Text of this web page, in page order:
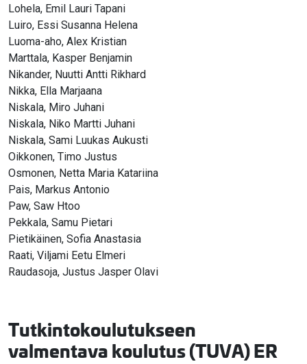
Lohela, Emil Lauri Tapani
Luiro, Essi Susanna Helena
Luoma-aho, Alex Kristian
Marttala, Kasper Benjamin
Nikander, Nuutti Antti Rikhard
Nikka, Ella Marjaana
Niskala, Miro Juhani
Niskala, Niko Martti Juhani
Niskala, Sami Luukas Aukusti
Oikkonen, Timo Justus
Osmonen, Netta Maria Katariina
Pais, Markus Antonio
Paw, Saw Htoo
Pekkala, Samu Pietari
Pietikäinen, Sofia Anastasia
Raati, Viljami Eetu Elmeri
Raudasoja, Justus Jasper Olavi
Tutkintokoulutukseen
valmentava koulutus (TUVA) ER